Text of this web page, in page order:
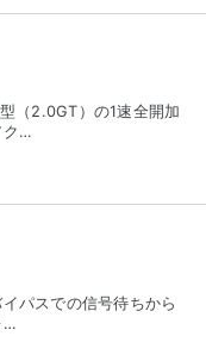
（2.0GT）の1速全開加
ク…
パスでの信号待ちから
…